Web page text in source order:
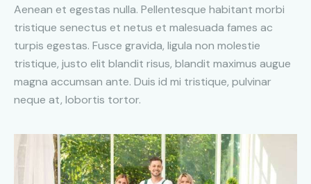
Aenean et egestas nulla. Pellentesque habitant morbi
tristique senectus et netus et malesuada fames ac
turpis egestas. Fusce gravida, ligula non molestie
tristique, justo elit blandit risus, blandit maximus augue
magna accumsan ante. Duis id mi tristique, pulvinar
neque at, lobortis tortor.